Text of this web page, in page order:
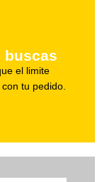
buscas
el limite
tu pedido.